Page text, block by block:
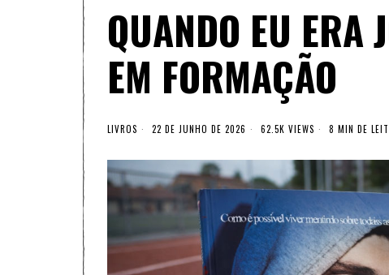
QUANDO EU ERA
EM FORMAÇÃO
LIVROS 22 DE JUNHO DE 2026 62.5K VIEWS 8 MIN DE